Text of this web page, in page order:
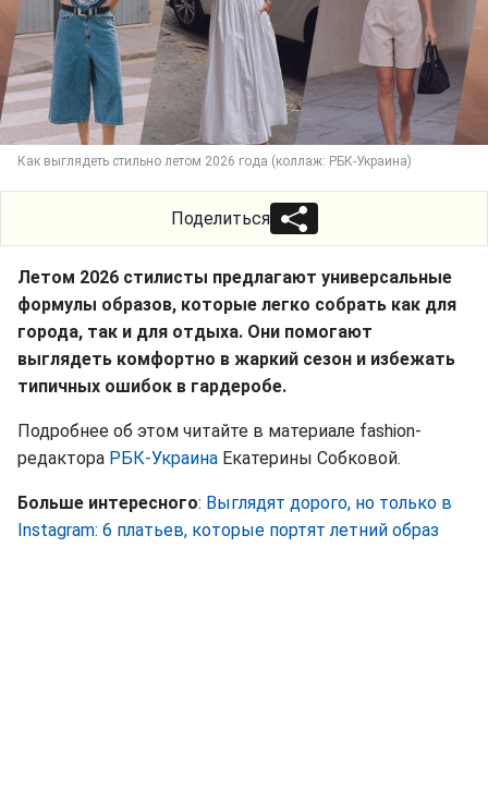
Как выглядеть стильно летом 2026 года (коллаж: РБК-Украина)
Поделиться
Летом 2026 стилисты предлагают универсальные
формулы образов, которые легко собрать как для
города, так и для отдыха. Они помогают
выглядеть комфортно в жаркий сезон и избежать
типичных ошибок в гардеробе.
Подробнее об этом читайте в материале fashion-
редактора РБК-Украина Екатерины Собковой.
Больше интересного: Выглядят дорого, но только в
Instagram: 6 платьев, которые портят летний образ